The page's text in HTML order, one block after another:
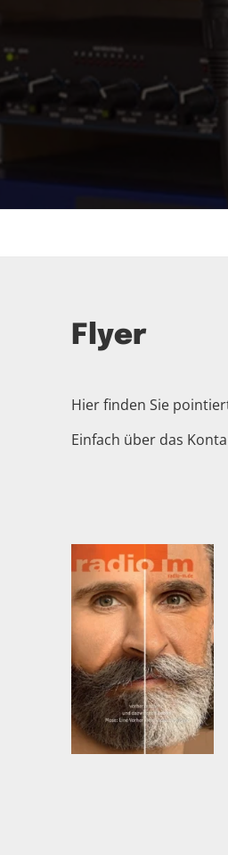
Flyer
Hier finden Sie
Einfach über das